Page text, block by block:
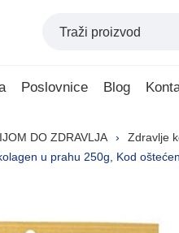
Poslovnice Blog
DO ZDRAVLJA Zdravlje
u prahu 250g, Kod